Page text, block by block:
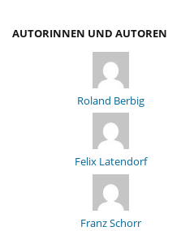
AUTORINNEN UND AUTOREN
Roland Berbig
Felix Latendorf
Franz Schorr